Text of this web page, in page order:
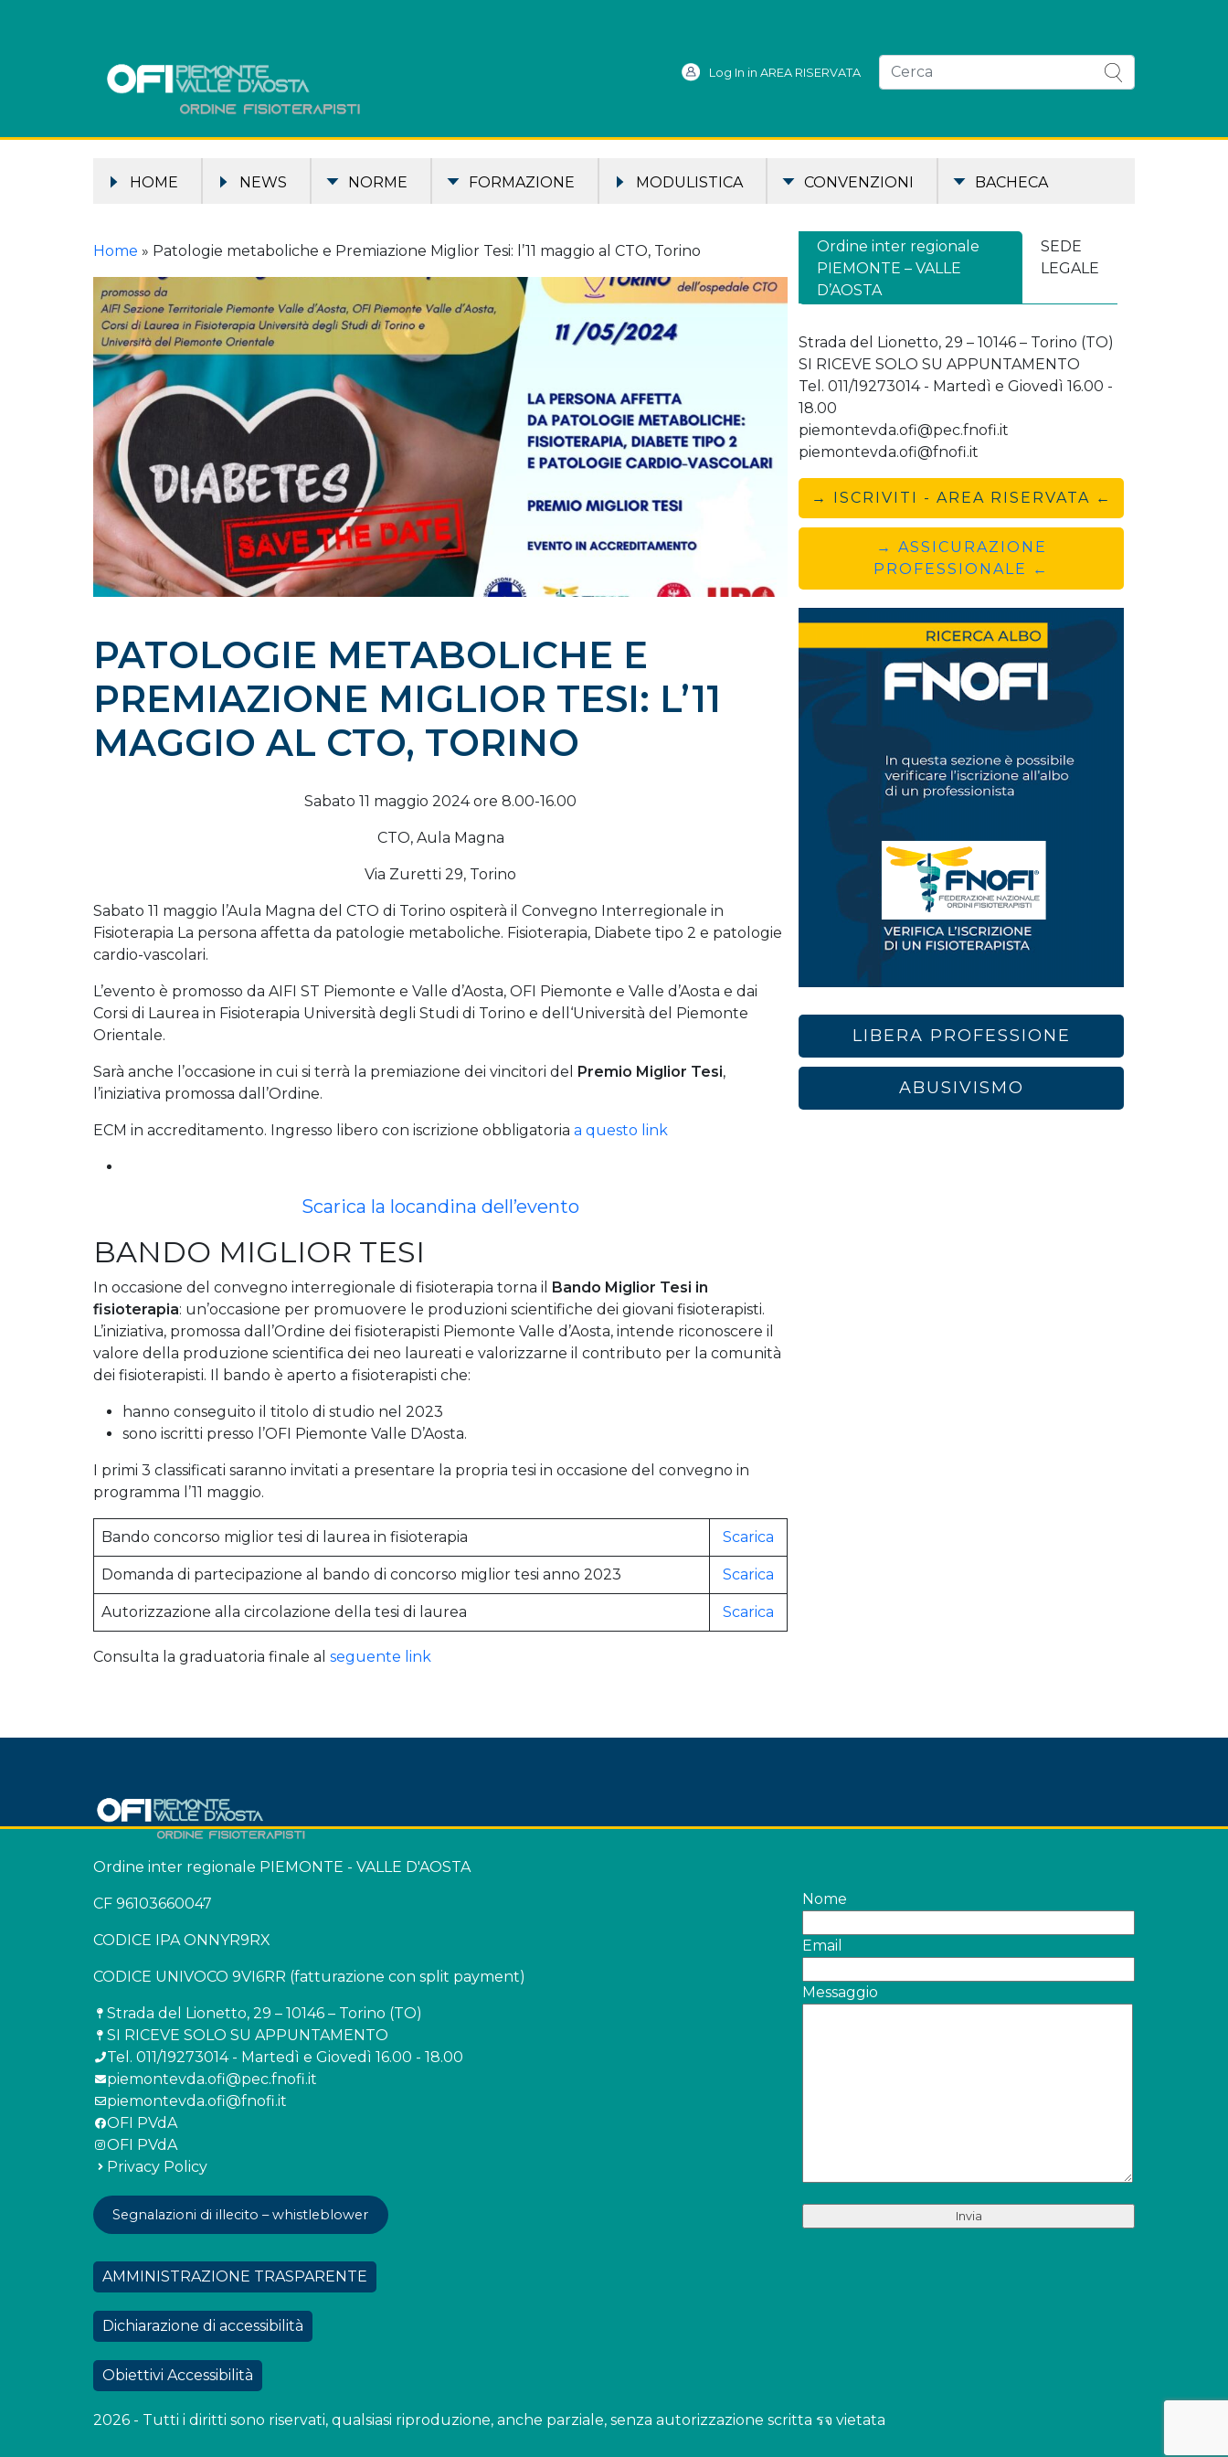
Log In in AREA RISERVATA
HOME NEWS NORME FORMAZIONE MODULISTICA CONVENZIONI BACHECA
Home » Patologie metaboliche e Premiazione Miglior Tesi: l’11 maggio al CTO, Torino
PATOLOGIE METABOLICHE E
PREMIAZIONE MIGLIOR TESI: L’11
MAGGIO AL CTO, TORINO
Sabato 11 maggio 2024 ore 8.00-16.00
CTO, Aula Magna
Via Zuretti 29, Torino
Sabato 11 maggio l’Aula Magna del CTO di Torino ospiterà il Convegno Interregionale in
Fisioterapia La persona affetta da patologie metaboliche. Fisioterapia, Diabete tipo 2 e patologie
cardio-vascolari.
L’evento è promosso da AIFI ST Piemonte e Valle d’Aosta, OFI Piemonte e Valle d’Aosta e dai
Corsi di Laurea in Fisioterapia Università degli Studi di Torino e dell‘Università del Piemonte
Orientale.
Sarà anche l’occasione in cui si terrà la premiazione dei vincitori del Premio Miglior Tesi,
l’iniziativa promossa dall’Ordine.
ECM in accreditamento. Ingresso libero con iscrizione obbligatoria a questo link
Scarica la locandina dell’evento
BANDO MIGLIOR TESI
In occasione del convegno interregionale di fisioterapia torna il Bando Miglior Tesi in
fisioterapia: un’occasione per promuovere le produzioni scientifiche dei giovani fisioterapisti.
L’iniziativa, promossa dall’Ordine dei fisioterapisti Piemonte Valle d’Aosta, intende riconoscere il
valore della produzione scientifica dei neo laureati e valorizzarne il contributo per la comunità
dei fisioterapisti. Il bando è aperto a fisioterapisti che:
hanno conseguito il titolo di studio nel 2023
sono iscritti presso l’OFI Piemonte Valle D’Aosta.
I primi 3 classificati saranno invitati a presentare la propria tesi in occasione del convegno in
programma l’11 maggio.
Bando concorso miglior tesi di laurea in fisioterapia Scarica
Domanda di partecipazione al bando di concorso miglior tesi anno 2023 Scarica
Autorizzazione alla circolazione della tesi di laurea Scarica
Consulta la graduatoria finale al seguente link
Ordine inter regionale
PIEMONTE – VALLE
D’AOSTA
SEDE
LEGALE
Strada del Lionetto, 29 – 10146 – Torino (TO)
SI RICEVE SOLO SU APPUNTAMENTO
Tel. 011/19273014 - Martedì e Giovedì 16.00 -
18.00
piemontevda.ofi@pec.fnofi.it
piemontevda.ofi@fnofi.it
→ ISCRIVITI - AREA RISERVATA ←
→ ASSICURAZIONE
PROFESSIONALE ←
LIBERA PROFESSIONE
ABUSIVISMO
Ordine inter regionale PIEMONTE - VALLE D'AOSTA
CF 96103660047
CODICE IPA ONNYR9RX
CODICE UNIVOCO 9VI6RR (fatturazione con split payment)
Strada del Lionetto, 29 – 10146 – Torino (TO)
SI RICEVE SOLO SU APPUNTAMENTO
Tel. 011/19273014 - Martedì e Giovedì 16.00 - 18.00
piemontevda.ofi@pec.fnofi.it
piemontevda.ofi@fnofi.it
OFI PVdA
OFI PVdA
Privacy Policy
Segnalazioni di illecito – whistleblower
Nome
Email
Messaggio
AMMINISTRAZIONE TRASPARENTE
Dichiarazione di accessibilità
Obiettivi Accessibilità
2026 - Tutti i diritti sono riservati, qualsiasi riproduzione, anche parziale, senza autorizzazione scritta รจ vietata